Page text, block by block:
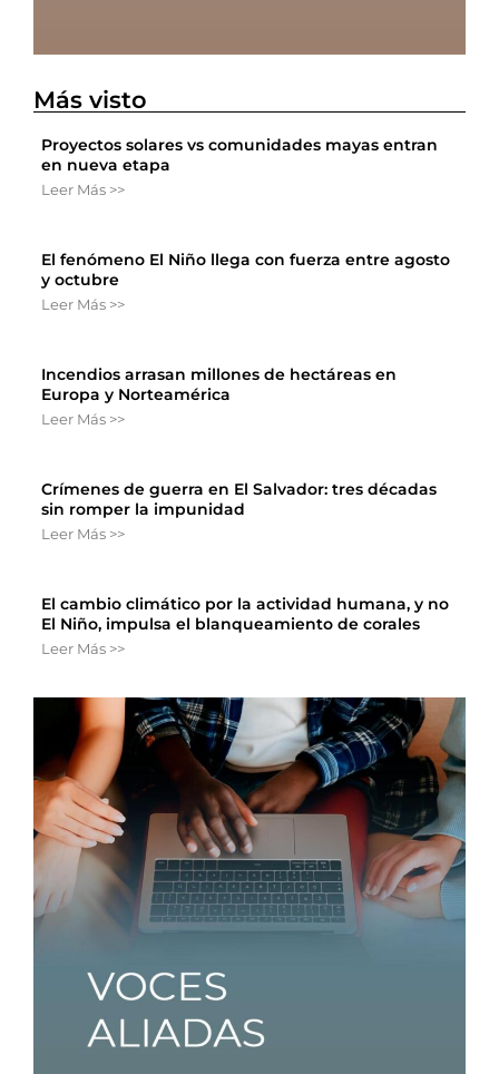
Más visto
Proyectos solares vs comunidades mayas entran
en nueva etapa
Leer Más >>
El fenómeno El Niño llega con fuerza entre agosto
y octubre
Leer Más >>
Incendios arrasan millones de hectáreas en
Europa y Norteamérica
Leer Más >>
Crímenes de guerra en El Salvador: tres décadas
sin romper la impunidad
Leer Más >>
El cambio climático por la actividad humana, y no
El Niño, impulsa el blanqueamiento de corales
Leer Más >>